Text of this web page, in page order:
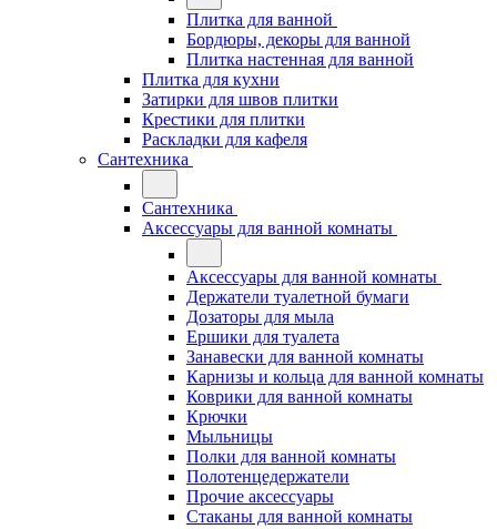
Плитка для ванной
Бордюры, декоры для ванной
Плитка настенная для ванной
Плитка для кухни
Затирки для швов плитки
Крестики для плитки
Раскладки для кафеля
Сантехника
Сантехника
Аксессуары для ванной комнаты
Аксессуары для ванной комнаты
Держатели туалетной бумаги
Дозаторы для мыла
Ершики для туалета
Занавески для ванной комнаты
Карнизы и кольца для ванной комнаты
Коврики для ванной комнаты
Крючки
Мыльницы
Полки для ванной комнаты
Полотенцедержатели
Прочие аксессуары
Стаканы для ванной комнаты